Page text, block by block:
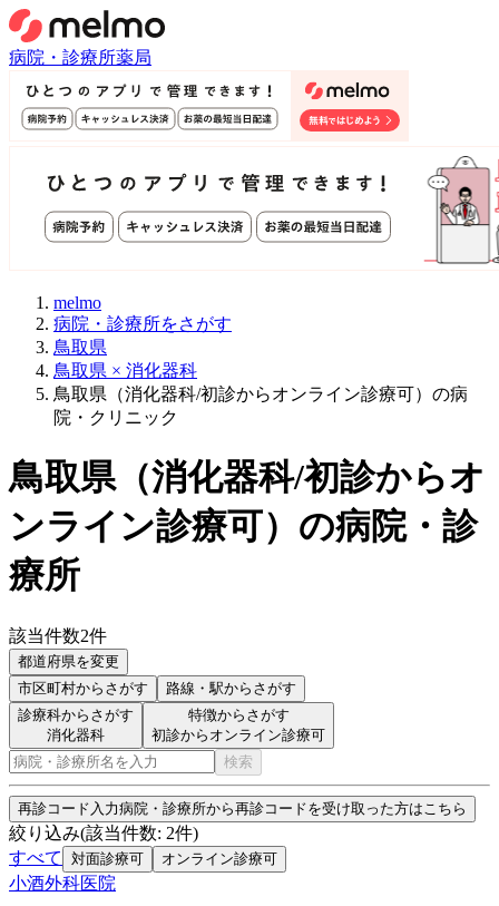
病院・診療所薬局
melmo
病院・診療所をさがす
鳥取県
鳥取県 × 消化器科
鳥取県（消化器科/初診からオンライン診療可）の病
院・クリニック
鳥取県（消化器科/初診からオ
ンライン診療可） の病院・診
療所
該当件数2件
都道府県を変更
市区町村からさがす 路線・駅からさがす
診療科からさがす
消化器科
特徴からさがす
初診からオンライン診療可
検索
再診コード入力病院・診療所から再診コードを受け取った方はこちら
絞り込み(該当件数: 2件)
すべて
対面診療可 オンライン診療可
小酒外科医院